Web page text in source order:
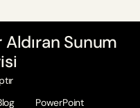
Aldıran Sunum
PowerPoint